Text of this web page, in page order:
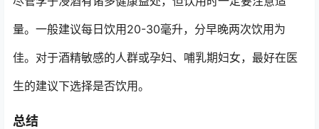
量。一般建议每日饮用20-30毫升，分早晚两次饮用为
佳。对于酒精敏感的人群或孕妇、哺乳期妇女，最好在医
生的建议下选择是否饮用。
总结